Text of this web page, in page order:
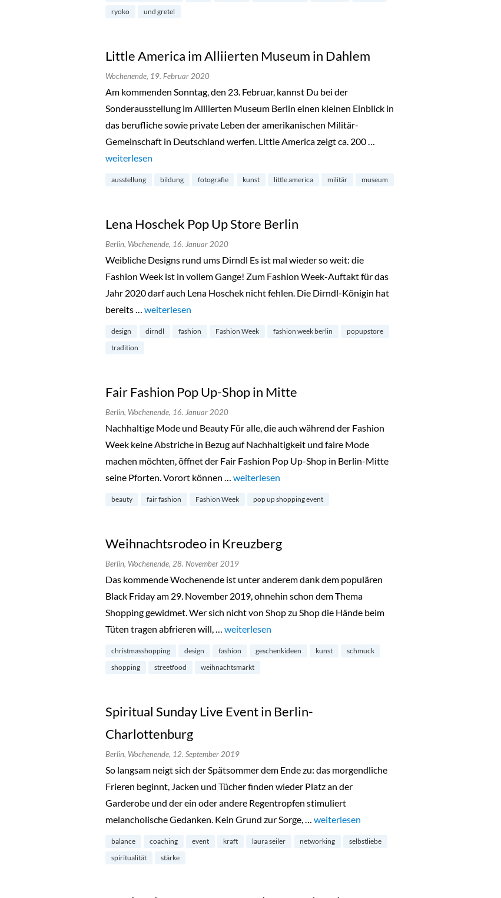
ryoko
und gretel
Little America im Alliierten Museum in Dahlem
Wochenende, 19. Februar 2020
Am kommenden Sonntag, den 23. Februar, kannst Du bei der
Sonderausstellung im Alliierten Museum Berlin einen kleinen Einblick in
das berufliche sowie private Leben der amerikanischen Militär-
Gemeinschaft in Deutschland werfen. Little America zeigt ca. 200 …
„Little America im Alliierten Museum in Dahlem“
weiterlesen
ausstellung bildung fotografie kunst little america militär museum
Lena Hoschek Pop Up Store Berlin
Berlin, Wochenende, 16. Januar 2020
Weibliche Designs rund ums Dirndl Es ist mal wieder so weit: die
Fashion Week ist in vollem Gange! Zum Fashion Week-Auftakt für das
Jahr 2020 darf auch Lena Hoschek nicht fehlen. Die Dirndl-Königin hat
bereits … „Lena Hoschek Pop Up Store Berlin“
weiterlesen
design dirndl fashion Fashion Week fashion week berlin
popupstore
tradition
Fair Fashion Pop Up-Shop in Mitte
Berlin, Wochenende, 16. Januar 2020
Nachhaltige Mode und Beauty Für alle, die auch während der Fashion
Week keine Abstriche in Bezug auf Nachhaltigkeit und faire Mode
machen möchten, öffnet der Fair Fashion Pop Up-Shop in Berlin-Mitte
seine Pforten. Vorort können … „Fair Fashion Pop Up-Shop in Mitte“
weiterlesen
beauty fair fashion Fashion Week pop up shopping event
Weihnachtsrodeo in Kreuzberg
Berlin, Wochenende, 28. November 2019
Das kommende Wochenende ist unter anderem dank dem populären
Black Friday am 29. November 2019, ohnehin schon dem Thema
Shopping gewidmet. Wer sich nicht von Shop zu Shop die Hände beim
Tüten tragen abfrieren will, … „Weihnachtsrodeo in Kreuzberg“
weiterlesen
christmasshopping design fashion geschenkideen kunst
schmuck
shopping
streetfood weihnachtsmarkt
Spiritual Sunday Live Event in Berlin-
Charlottenburg
Berlin, Wochenende, 12. September 2019
So langsam neigt sich der Spätsommer dem Ende zu: das morgendliche
Frieren beginnt, Jacken und Tücher finden wieder Platz an der
Garderobe und der ein oder andere Regentropfen stimuliert
melancholische Gedanken. Kein Grund zur Sorge, … „Spiritual Sunday Live Event in Berlin-
weiterlesen
balance coaching event kraft laura seiler networking
selbstliebe
spiritualität
stärke